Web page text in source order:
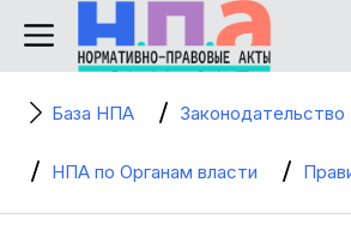
База НПА
НПА по Органам власти